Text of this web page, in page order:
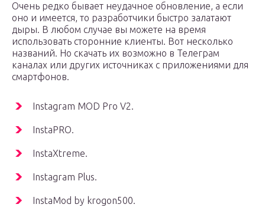
Очень редко бывает неудачное обновление, а если
оно и имеется, то разработчики быстро залатают
дыры. В любом случае вы можете на время
использовать сторонние клиенты. Вот несколько
названий. Но скачать их возможно в Телеграм
каналах или других источниках с приложениями для
смартфонов.
Instagram MOD Pro V2.
InstaPRO.
InstaXtreme.
Instagram Plus.
InstaMod by krogon500.